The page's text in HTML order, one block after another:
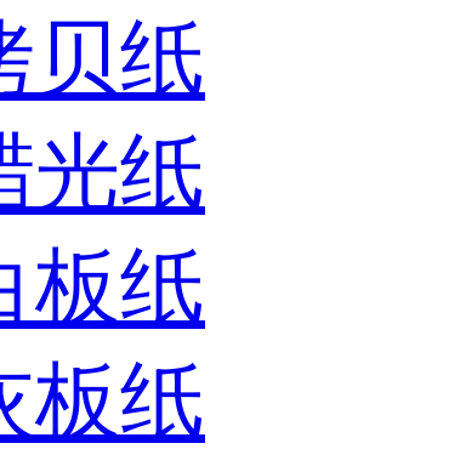
贝纸
光纸
板纸
板纸